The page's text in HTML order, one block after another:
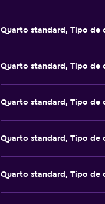
Quarto standard, Tipo de
Quarto standard, Tipo de
Quarto standard, Tipo de
Quarto standard, Tipo de
Quarto standard, Tipo de